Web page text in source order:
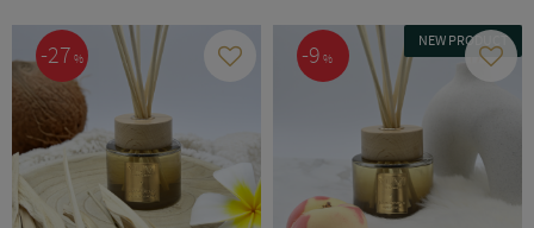
27 % Add to favorites
9 %
NEW PRODUCT
Add